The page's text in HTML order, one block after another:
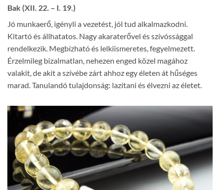
Bak (XII. 22. – I. 19.)
Jó munkaerő, igényli a vezetést, jól tud alkalmazkodni.
Kitartó és állhatatos. Nagy akaraterővel és szívóssággal
rendelkezik. Megbízható és lelkiismeretes, fegyelmezett.
Érzelmileg bizalmatlan, nehezen enged közel magához
valakit, de akit a szívébe zárt ahhoz egy életen át hűséges
marad. Tanulandó tulajdonság: lazítani és élvezni az életet.